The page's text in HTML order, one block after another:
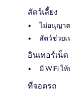
สัตว์เลี้ยง
ไม่อนุญา
สัตว์ช่วยเ
อินเทอร์เน็ต
มี WiFi ใ
ที่จอดรถ